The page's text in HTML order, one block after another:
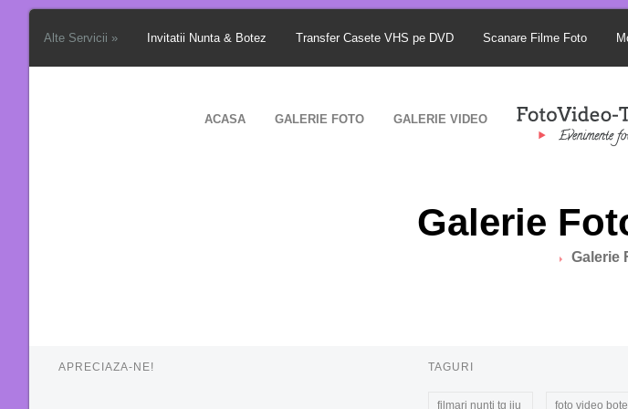
Alte Servicii » Invitatii Nunta & Botez Transfer Casete VHS pe DVD Scanare Filme Foto
ACASA GALERIE FOTO GALERIE VIDEO
Galerie
Galerie
APRECIAZA-NE! TAGURI
filmari nunti tg jiu foto video